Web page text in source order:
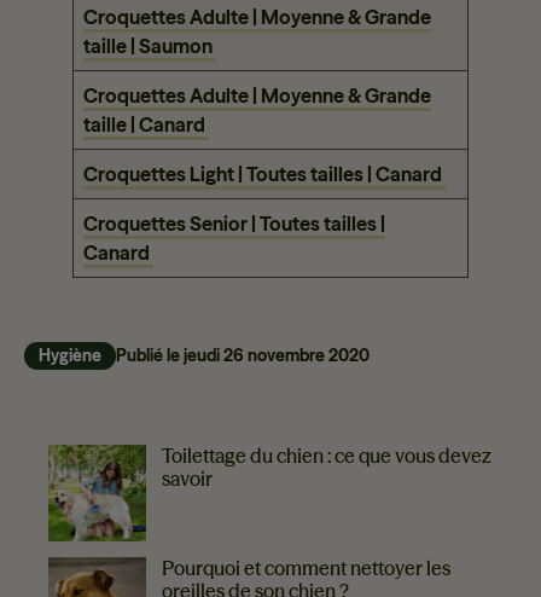
Croquettes Adulte | Moyenne & Grande
taille | Saumon
Croquettes Adulte | Moyenne & Grande
taille | Canard
Croquettes Light | Toutes tailles | Canard
Croquettes Senior | Toutes tailles |
Canard
Hygiène Publié lejeudi 26 novembre 2020
Toilettage du chien : ce que vous devez
savoir
Pourquoi et comment nettoyer les
oreilles de son chien ?